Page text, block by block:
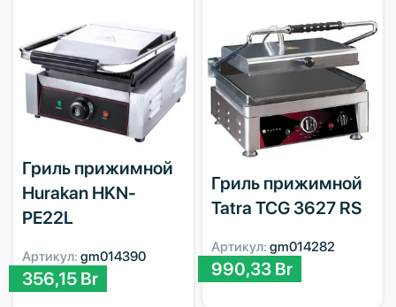
Гриль прижимной
Hurakan HKN-
PE22L
Артикул: gm014390
356,15 Br
Гриль прижимной
Tatra TCG 3627 RS
Артикул: gm014282
990,33 Br